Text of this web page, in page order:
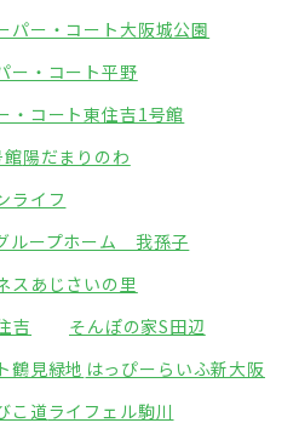
パー・コート大阪城公園
ー・コート平野
・コート東住吉1号館
陽だまりのわ
ライフ
ループホーム 我孫子
スあじさいの里
吉
そんぽの家S田辺
鶴見緑地 はっぴーらいふ新大阪
こ道ライフェル駒川